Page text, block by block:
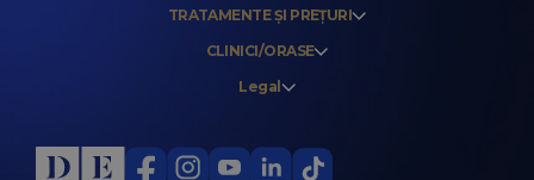
TRATAMENTE ȘI PREȚURI
CLINICI/ORASE
Legal